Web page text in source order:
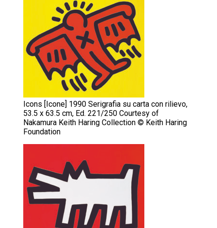
Icons [Icone] 1990 Serigrafia su carta con rilievo,
53.5 x 63.5 cm, Ed. 221/250 Courtesy of
Nakamura Keith Haring Collection © Keith Haring
Foundation